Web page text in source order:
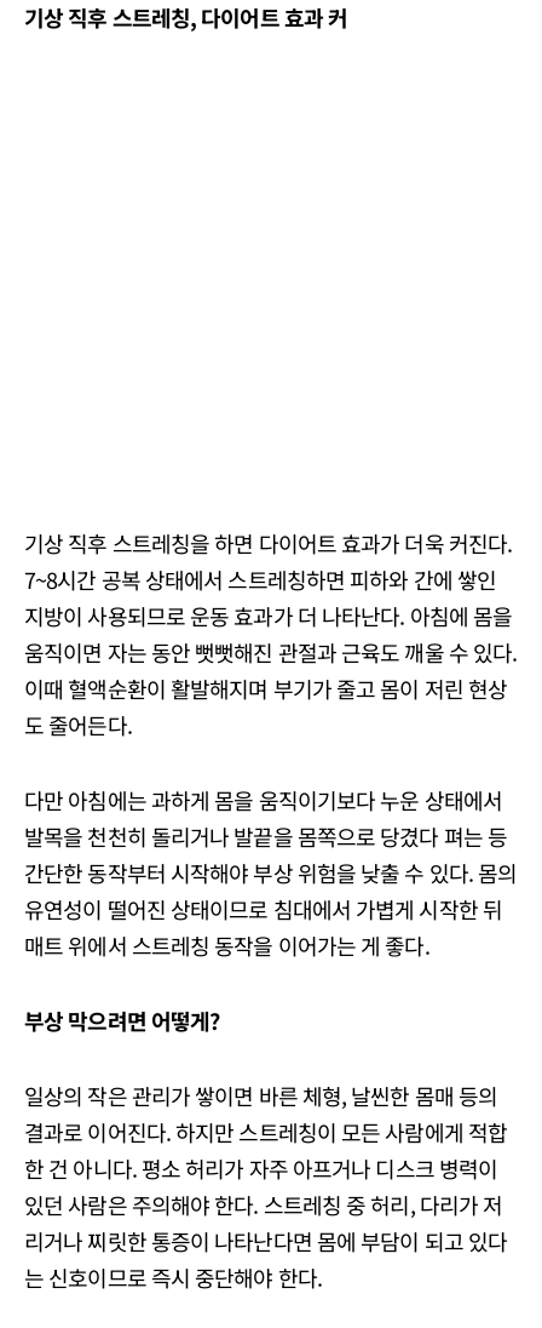
기상 직후 스트레칭, 다이어트 효과 커
기상 직후 스트레칭을 하면 다이어트 효과가 더욱 커진다.
7~8시간 공복 상태에서 스트레칭하면 피하와 간에 쌓인
지방이 사용되므로 운동 효과가 더 나타난다. 아침에 몸을
움직이면 자는 동안 뻣뻣해진 관절과 근육도 깨울 수 있다.
이때 혈액순환이 활발해지며 부기가 줄고 몸이 저린 현상
도 줄어든다.
다만 아침에는 과하게 몸을 움직이기보다 누운 상태에서
발목을 천천히 돌리거나 발끝을 몸쪽으로 당겼다 펴는 등
간단한 동작부터 시작해야 부상 위험을 낮출 수 있다. 몸의
유연성이 떨어진 상태이므로 침대에서 가볍게 시작한 뒤
매트 위에서 스트레칭 동작을 이어가는 게 좋다.
부상 막으려면 어떻게?
일상의 작은 관리가 쌓이면 바른 체형, 날씬한 몸매 등의
결과로 이어진다. 하지만 스트레칭이 모든 사람에게 적합
한 건 아니다. 평소 허리가 자주 아프거나 디스크 병력이
있던 사람은 주의해야 한다. 스트레칭 중 허리, 다리가 저
리거나 찌릿한 통증이 나타난다면 몸에 부담이 되고 있다
는 신호이므로 즉시 중단해야 한다.